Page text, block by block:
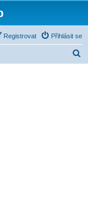
Přihlásit se
Registrovat